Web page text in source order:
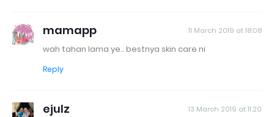
mamapp 11 March 2019 at 18:08
wah tahan lama ye.. bestnya skin care ni
Reply
ejulz 13 March 2019 at 11:20